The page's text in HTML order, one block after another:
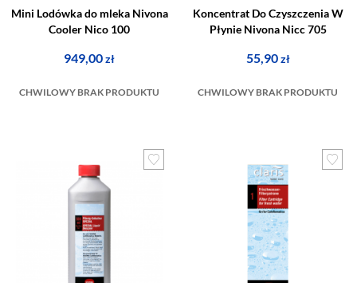
Mini Lodówka do mleka Nivona
Cooler Nico 100
949,00zł
CHWILOWY BRAK PRODUKTU
Koncentrat Do Czyszczenia W
Płynie Nivona Nicc 705
55,90zł
CHWILOWY BRAK PRODUKTU